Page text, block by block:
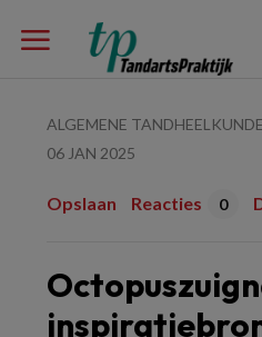
ALGEMENE TANDHEELKUNDE
06 JAN 2025
Opslaan Reacties 0